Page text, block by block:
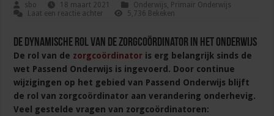
sbo 18 maart 2021 Onderwijs, Primair Onderwijs
Laat een reactie achter
5,736 Bekeken
De dynamische rol van de zorgcoördinator in het onderwijs
De rol van de zorgcoördinator is erg belangrijk sinds de
wet Passend Onderwijs is ingevoerd. Door continue
wijzigingen op het gebied van Passend Onderwijs blijft
de rol van zorgcoördinator aan verandering onderhevig.
Veel gestelde vragen van zorgcoördinatoren: